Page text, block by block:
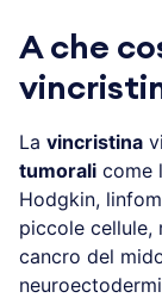
A che
La vincristina
tumorali come
Hodgkin,
piccole cellule,
cancro del